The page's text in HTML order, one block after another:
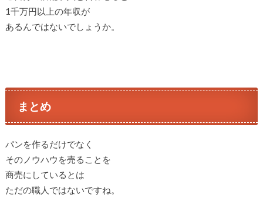
1千万円以上の年収が
あるんではないでしょうか。
まとめ
パンを作るだけでなく
そのノウハウを売ることを
商売にしているとは
ただの職人ではないですね。